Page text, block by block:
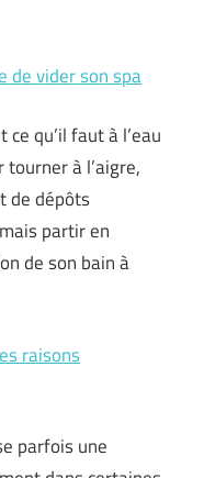
de vider son spa
qu’il faut à l’eau
tourner à l’aigre,
de dépôts
partir en
de son bain à
raisons
parfois une